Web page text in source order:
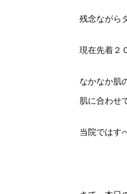
残念ながら
現在先着２
なかなか肌
肌に合わせ
当院ではす